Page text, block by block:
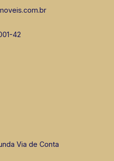
42
Via de Conta